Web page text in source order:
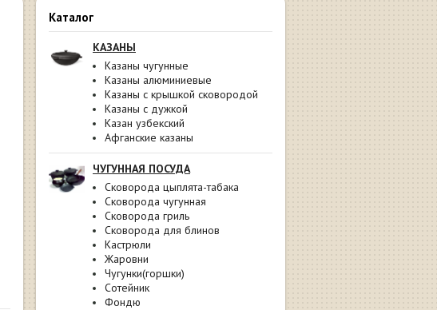
Каталог
КАЗАНЫ
Казаны чугунные
Казаны алюминиевые
Казаны с крышкой сковородой
Казаны с дужкой
Казан узбекский
Афганские казаны
ЧУГУННАЯ ПОСУДА
Сковорода цыплята-табака
Сковорода чугунная
Сковорода гриль
Сковорода для блинов
Кастрюли
Жаровни
Чугунки(горшки)
Сотейник
Фондю